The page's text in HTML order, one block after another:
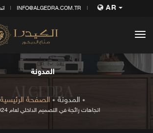
INFO@ALGEDRA.COM.TR AR
المدونة
الصفحة الرئيسية المدونة
10 اتجاهات رائجة في التصميم الداخلي لعام 2024